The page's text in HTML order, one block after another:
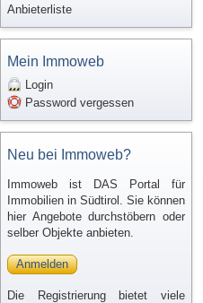
Anbieterliste
Mein Immoweb
Login
Password vergessen
Neu bei Immoweb?
Immoweb ist DAS Portal für
Immobilien in Südtirol. Sie können
hier Angebote durchstöbern oder
selber Objekte anbieten.
Anmelden
Die Registrierung bietet viele